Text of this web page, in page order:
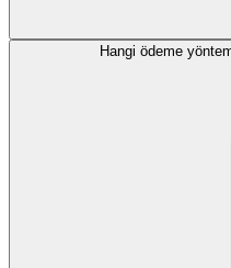
Hangi ödeme